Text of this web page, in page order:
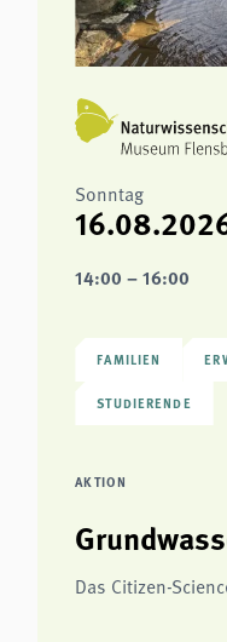
Sonntag
14:00 – 16:00
FAMILIEN
STUDIERENDE
AKTION
Das Citizen-